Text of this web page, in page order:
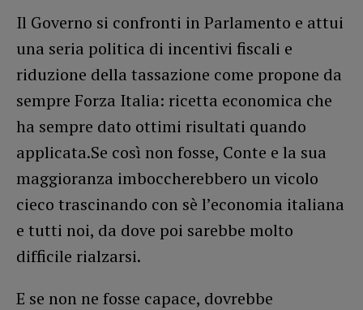
Il Governo si confronti in Parlamento e attui
una seria politica di incentivi fiscali e
riduzione della tassazione come propone da
sempre Forza Italia: ricetta economica che
ha sempre dato ottimi risultati quando
applicata.Se così non fosse, Conte e la sua
maggioranza imboccherebbero un vicolo
cieco trascinando con sè l’economia italiana
e tutti noi, da dove poi sarebbe molto
difficile rialzarsi.
E se non ne fosse capace, dovrebbe